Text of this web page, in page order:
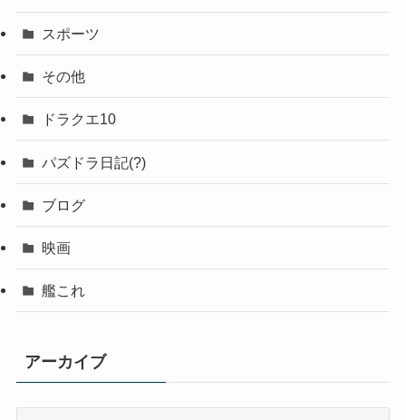
スポーツ
その他
ドラクエ10
パズドラ日記(?)
ブログ
映画
艦これ
アーカイブ